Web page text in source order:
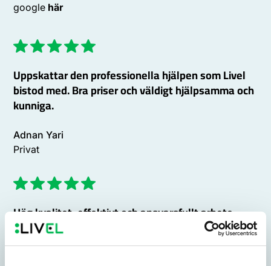
google här
Uppskattar den professionella hjälpen som Livel
bistod med. Bra priser och väldigt hjälpsamma och
kunniga.
Adnan Yari
Privat
Hög kvalitet, effektivt och ansvarsfullt arbete,
trevlig personal!